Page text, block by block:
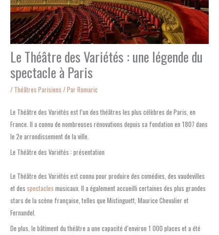
Le Théâtre des Variétés : une légende du
spectacle à Paris
/ Théâtres Parisiens / ParRomaric
Le Théâtre des Variétés est l’un des théâtres les plus célèbres de Paris, en
France. Il a connu de nombreuses rénovations depuis sa fondation en 1807 dans
le 2e arrondissement de la ville.
Le Théâtre des Variétés : présentation
Le Théâtre des Variétés est connu pour produire des comédies, des vaudevilles
et desspectacles musicaux. Il a également accueilli certaines des plus grandes
stars de la scène française, telles que Mistinguett, Maurice Chevalier et
Fernandel.
De plus, le bâtiment du théâtre a une capacité d’environ 1 000 places et a été